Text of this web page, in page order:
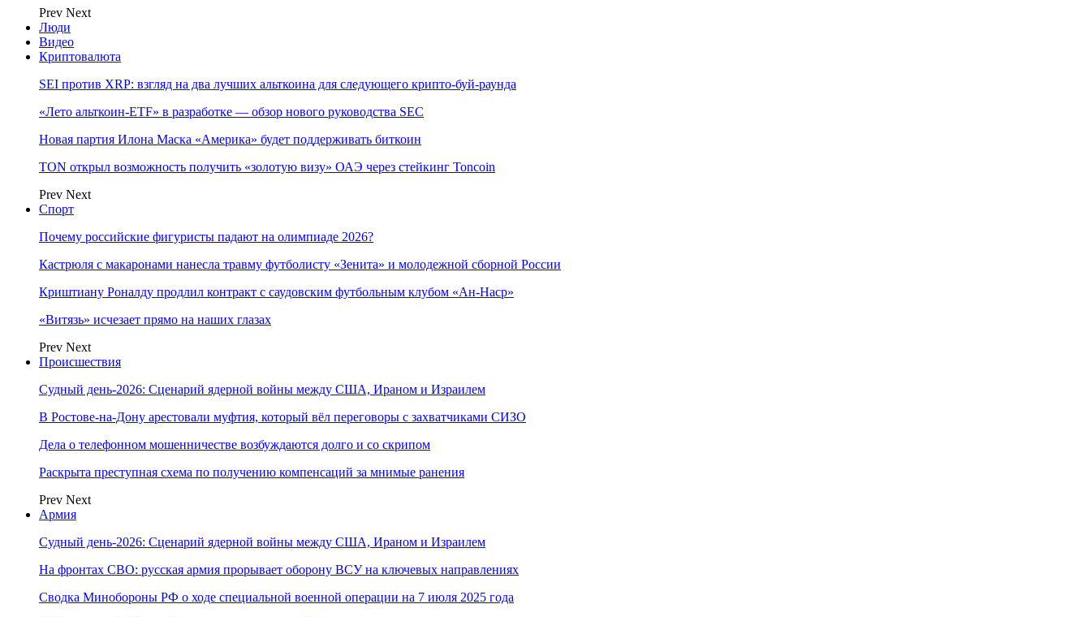
Prev Next
Люди
Видео
Криптовалюта
SEI против XRP: взгляд на два лучших альткоина для следующего крипто-буй-раунда
«Лето альткоин-ETF» в разработке — обзор нового руководства SEC
Новая партия Илона Маска «Америка» будет поддерживать биткоин
TON открыл возможность получить «золотую визу» ОАЭ через стейкинг Toncoin
Prev Next
Спорт
Почему российские фигуристы падают на олимпиаде 2026?
Кастрюля с макаронами нанесла травму футболисту «Зенита» и молодежной сборной России
Криштиану Роналду продлил контракт с саудовским футбольным клубом «Ан-Наср»
«Витязь» исчезает прямо на наших глазах
Prev Next
Происшествия
Судный день-2026: Сценарий ядерной войны между США, Ираном и Израилем
В Ростове-на-Дону арестовали муфтия, который вёл переговоры с захватчиками СИЗО
Дела о телефонном мошенничестве возбуждаются долго и со скрипом
Раскрыта преступная схема по получению компенсаций за мнимые ранения
Prev Next
Армия
Судный день-2026: Сценарий ядерной войны между США, Ираном и Израилем
На фронтах СВО: русская армия прорывает оборону ВСУ на ключевых направлениях
Сводка Минобороны РФ о ходе специальной военной операции на 7 июля 2025 года